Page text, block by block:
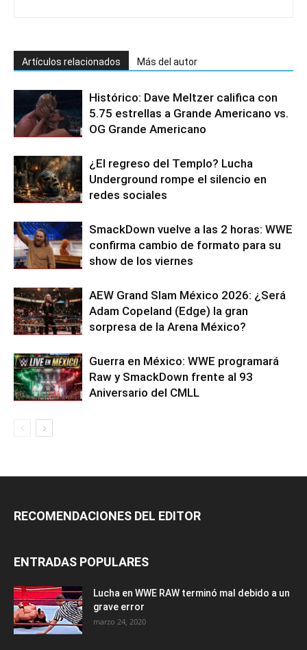
Artículos relacionados Más del autor
Histórico: Dave Meltzer califica con
5.75 estrellas a Grande Americano vs.
OG Grande Americano
¿El regreso del Templo? Lucha
Underground rompe el silencio en
redes sociales
SmackDown vuelve a las 2 horas: WWE
confirma cambio de formato para su
show de los viernes
AEW Grand Slam México 2026: ¿Será
Adam Copeland (Edge) la gran
sorpresa de la Arena México?
Guerra en México: WWE programará
Raw y SmackDown frente al 93
Aniversario del CMLL
RECOMENDACIONES DEL EDITOR
ENTRADAS POPULARES
Lucha en WWE RAW terminó mal debido a un
grave error
marzo 24, 2020